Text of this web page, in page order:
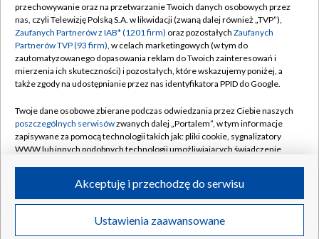
Abonament TVP
Emisja w TVP
Centrum informacji TVP
Naziemna Telewizja Cyfrowa
Rada Programowa
System NOS
Informacje o nadawcy
Program dla prasy
Ogłoszenie przetargowe
Regulamin TVP
Polityka prywatności
Moje zgody
Pomoc
Kontakt
Kanały
©2026 Telewizja Polska S.A. w likwidacji
przechowywanie oraz na przetwarzanie Twoich danych osobowych przez
nas, czyli Telewizję Polską S.A. w likwidacji (zwaną dalej również „TVP”),
Zaufanych Partnerów z IAB* (1201 firm) oraz pozostałych Zaufanych
Partnerów TVP (93 firm), w celach marketingowych (w tym do
zautomatyzowanego dopasowania reklam do Twoich zainteresowań i
mierzenia ich skuteczności) i pozostałych, które wskazujemy poniżej, a
także zgody na udostępnianie przez nas identyfikatora PPID do Google.
Twoje dane osobowe zbierane podczas odwiedzania przez Ciebie naszych
poszczególnych serwisówzwanych dalej „Portalem”, w tym informacje
zapisywane za pomocą technologii takich jak: pliki cookie, sygnalizatory
WWW lub innych podobnych technologii umożliwiających świadczenie
ruchu w Internecie.
Twoje dane osobowe zbierane podczas odwiedzania przez Ciebie
poszczególnych serwisówna Portalu, takie jak adresy IP, identyfikatory
Ustawienia zaawansowane
Akceptuję i przechodzę do serwisu